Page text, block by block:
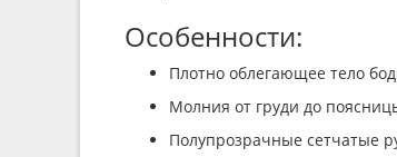
Особенности:
Плотно облегающее тело
Молния от груди до
Полупрозрачные сетчатые